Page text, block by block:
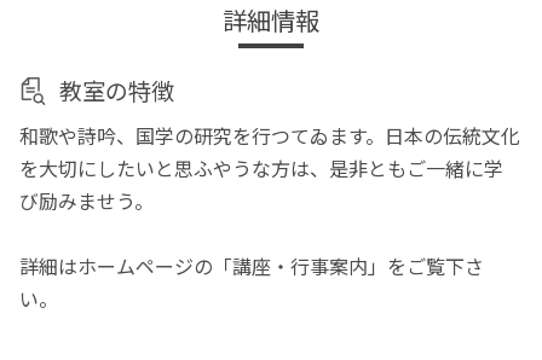
詳細情報
教室の特徴
和歌や詩吟、国学の研究を行つてゐます。日本の伝統文化
を大切にしたいと思ふやうな方は、是非ともご一緒に学
び励みませう。
詳細はホームページの「講座・行事案内」をご覧下さ
い。